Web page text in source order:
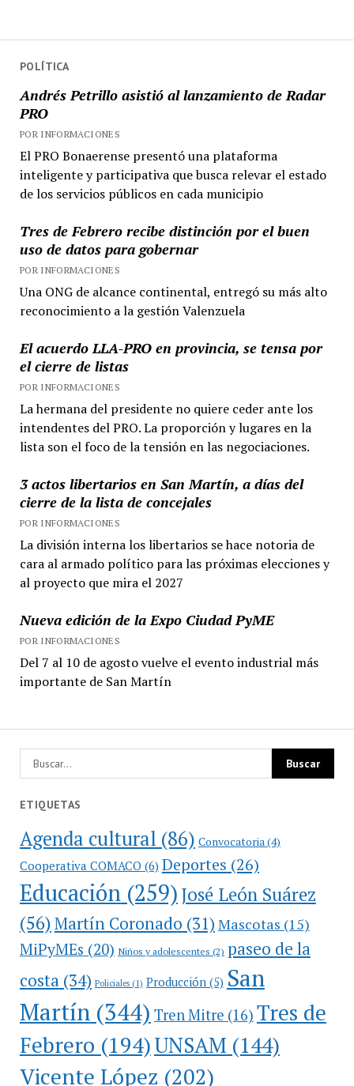
POLÍTICA
Andrés Petrillo asistió al lanzamiento de Radar
PRO
POR INFORMACIONES
El PRO Bonaerense presentó una plataforma
inteligente y participativa que busca relevar el estado
de los servicios públicos en cada municipio
Tres de Febrero recibe distinción por el buen
uso de datos para gobernar
POR INFORMACIONES
Una ONG de alcance continental, entregó su más alto
reconocimiento a la gestión Valenzuela
El acuerdo LLA-PRO en provincia, se tensa por
el cierre de listas
POR INFORMACIONES
La hermana del presidente no quiere ceder ante los
intendentes del PRO. La proporción y lugares en la
lista son el foco de la tensión en las negociaciones.
3 actos libertarios en San Martín, a días del
cierre de la lista de concejales
POR INFORMACIONES
La división interna los libertarios se hace notoria de
cara al armado político para las próximas elecciones y
al proyecto que mira el 2027
Nueva edición de la Expo Ciudad PyME
POR INFORMACIONES
Del 7 al 10 de agosto vuelve el evento industrial más
importante de San Martín
ETIQUETAS
Agenda cultural (86) Convocatoria (4)
Cooperativa COMACO(6) Deportes (26)
Educación(259)José León Suárez
(56)Martín Coronado (31) Mascotas (15)
MiPyMEs (20) Niños y adolescentes (2) paseo de la
costa(34) Policiales(1) Producción(5) San
Martín(344) Tren Mitre (16) Tres de
Febrero (194)UNSAM (144)
Vicente López (202)